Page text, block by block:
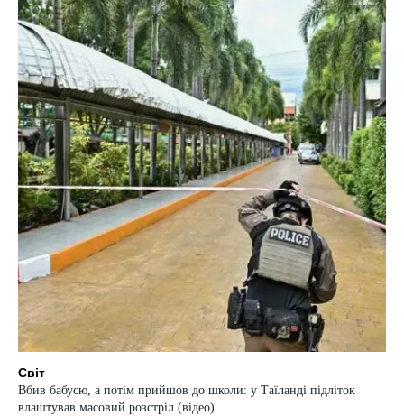
Світ
Вбив бабусю, а потім прийшов до школи: у Таїланді підліток
влаштував масовий розстріл (відео)